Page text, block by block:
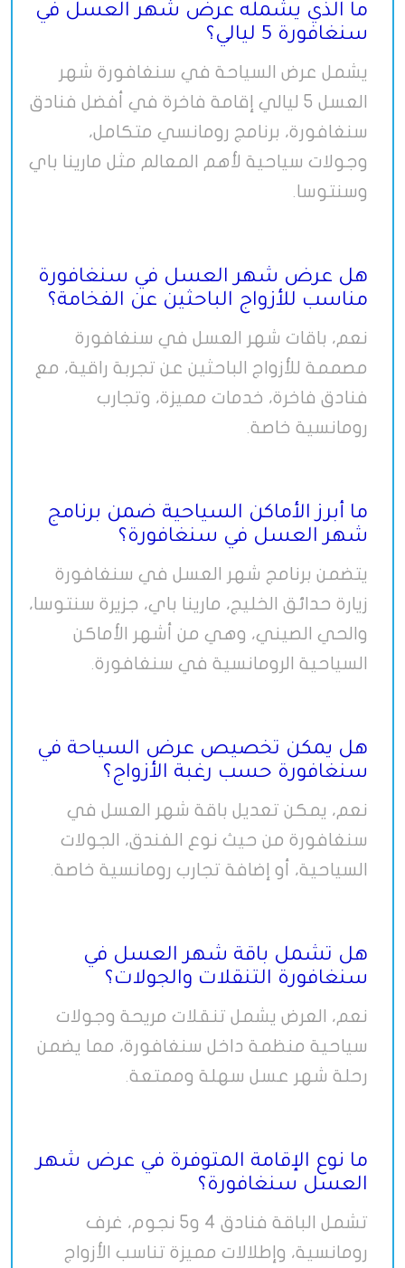
ما الذي يشمله عرض شهر العسل في
سنغافورة 5 ليالي؟
يشمل عرض السياحة في سنغافورة شهر
العسل 5 ليالي إقامة فاخرة في أفضل فنادق
سنغافورة، برنامج رومانسي متكامل،
وجولات سياحية لأهم المعالم مثل مارينا باي
وسنتوسا.
هل عرض شهر العسل في سنغافورة
مناسب للأزواج الباحثين عن الفخامة؟
نعم، باقات شهر العسل في سنغافورة
مصممة للأزواج الباحثين عن تجربة راقية، مع
فنادق فاخرة، خدمات مميزة، وتجارب
رومانسية خاصة.
ما أبرز الأماكن السياحية ضمن برنامج
شهر العسل في سنغافورة؟
يتضمن برنامج شهر العسل في سنغافورة
زيارة حدائق الخليج، مارينا باي، جزيرة سنتوسا،
والحي الصيني، وهي من أشهر الأماكن
السياحية الرومانسية في سنغافورة.
هل يمكن تخصيص عرض السياحة في
سنغافورة حسب رغبة الأزواج؟
نعم، يمكن تعديل باقة شهر العسل في
سنغافورة من حيث نوع الفندق، الجولات
السياحية، أو إضافة تجارب رومانسية خاصة.
هل تشمل باقة شهر العسل في
سنغافورة التنقلات والجولات؟
نعم، العرض يشمل تنقلات مريحة وجولات
سياحية منظمة داخل سنغافورة، مما يضمن
رحلة شهر عسل سهلة وممتعة.
ما نوع الإقامة المتوفرة في عرض شهر
العسل سنغافورة؟
تشمل الباقة فنادق 4 و5 نجوم، غرف
رومانسية، وإطلالات مميزة تناسب الأزواج